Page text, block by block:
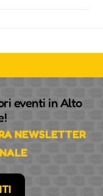
eventi in Alto
NEWSLETTER